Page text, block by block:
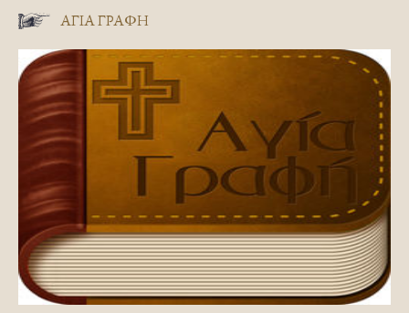
ΑΓΊΑ ΓΡΑΦΉ